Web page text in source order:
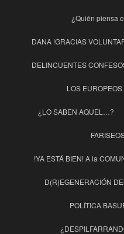
¿Quién piensa
DANA !GRACIAS
DELINCUENTES
LOS
¿LO SABEN AQUEL…?
!YA ESTÁ BIEN! A la
D(R)EGENERACIÓN
POLÍTICA